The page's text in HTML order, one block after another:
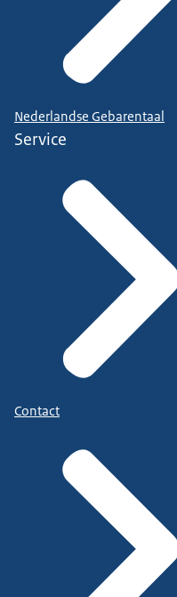
Nederlandse Gebarentaal
Service
Contact